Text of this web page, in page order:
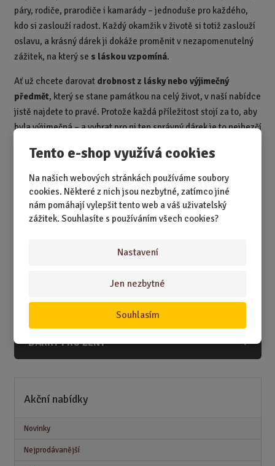
Tento e-shop využívá cookies
Na našich webových stránkách používáme soubory
cookies. Některé z nich jsou nezbytné, zatímco jiné
nám pomáhají vylepšit tento web a váš uživatelský
zážitek. Souhlasíte s používáním všech cookies?
Nastavení
Jen nezbytné
Souhlasím
páry, rodiče, prarodiče i kamarády – jednoduše pro každého,
kdo si zaslouží radost. Každý okamžik v životě si totiž zaslouží
oslavu, a krásný dárek ji dokáže proměnit v nezapomenutelný
zážitek, na který se s láskou vzpomíná.
Ať už chcete darovat drobnost z lásky nebo výjimečný
předmět, který se stane památkou na celý život, v naší nabídce
jistě najdete to pravé. Protože každá příležitost stojí za to, aby
byla výjimečná – a vybrat pro ni ten správný dárek je to nejhezčí
DÁRKY
DÁRKY K NAROZENINÁM
DÁRKY PODLE ZÁJMŮ
DÁRKY PODLE ZAMĚSTNÁNÍ
DÁRKY PRO DĚTI A MLÁDEŽ
DÁRKY PRO ŽENY
Akční nabídky
Novinky
Nejprodávanější